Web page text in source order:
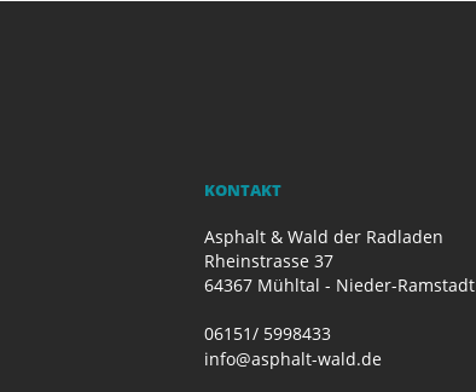
KONTAKT
Asphalt & Wald der Radladen
Rheinstrasse 37
64367 Mühltal - Nieder-Ramstadt
06151/ 5998433
info@asphalt-wald.de